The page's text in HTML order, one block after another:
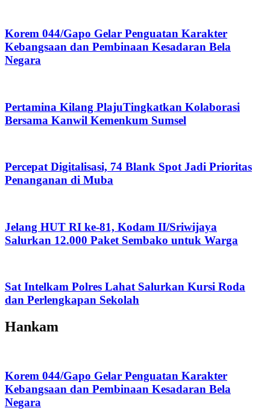
Korem 044/Gapo Gelar Penguatan Karakter
Kebangsaan dan Pembinaan Kesadaran Bela
Negara
Pertamina Kilang PlajuTingkatkan Kolaborasi
Bersama Kanwil Kemenkum Sumsel
Percepat Digitalisasi, 74 Blank Spot Jadi Prioritas
Penanganan di Muba
Jelang HUT RI ke-81, Kodam II/Sriwijaya
Salurkan 12.000 Paket Sembako untuk Warga
Sat Intelkam Polres Lahat Salurkan Kursi Roda
dan Perlengkapan Sekolah
Hankam
Korem 044/Gapo Gelar Penguatan Karakter
Kebangsaan dan Pembinaan Kesadaran Bela
Negara